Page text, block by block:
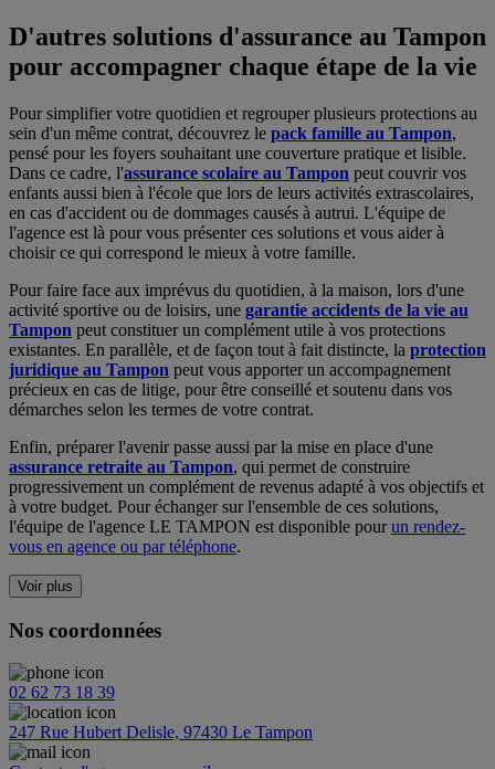
D'autres solutions d'assurance au Tampon
pour accompagner chaque étape de la vie
Pour simplifier votre quotidien et regrouper plusieurs protections au
sein d'un même contrat, découvrez le pack famille au Tampon,
pensé pour les foyers souhaitant une couverture pratique et lisible.
Dans ce cadre, l'assurance scolaire au Tampon peut couvrir vos
enfants aussi bien à l'école que lors de leurs activités extrascolaires,
en cas d'accident ou de dommages causés à autrui. L'équipe de
l'agence est là pour vous présenter ces solutions et vous aider à
choisir ce qui correspond le mieux à votre famille.
Pour faire face aux imprévus du quotidien, à la maison, lors d'une
activité sportive ou de loisirs, une garantie accidents de la vie au
Tampon peut constituer un complément utile à vos protections
existantes. En parallèle, et de façon tout à fait distincte, la protection
juridique au Tampon peut vous apporter un accompagnement
précieux en cas de litige, pour être conseillé et soutenu dans vos
démarches selon les termes de votre contrat.
Enfin, préparer l'avenir passe aussi par la mise en place d'une
assurance retraite au Tampon, qui permet de construire
progressivement un complément de revenus adapté à vos objectifs et
à votre budget. Pour échanger sur l'ensemble de ces solutions,
l'équipe de l'agence LE TAMPON est disponible pourun rendez-
vous en agence ou par téléphone.
Voir plus
Nos coordonnées
02 62 73 18 39
247 Rue Hubert Delisle, 97430 Le Tampon